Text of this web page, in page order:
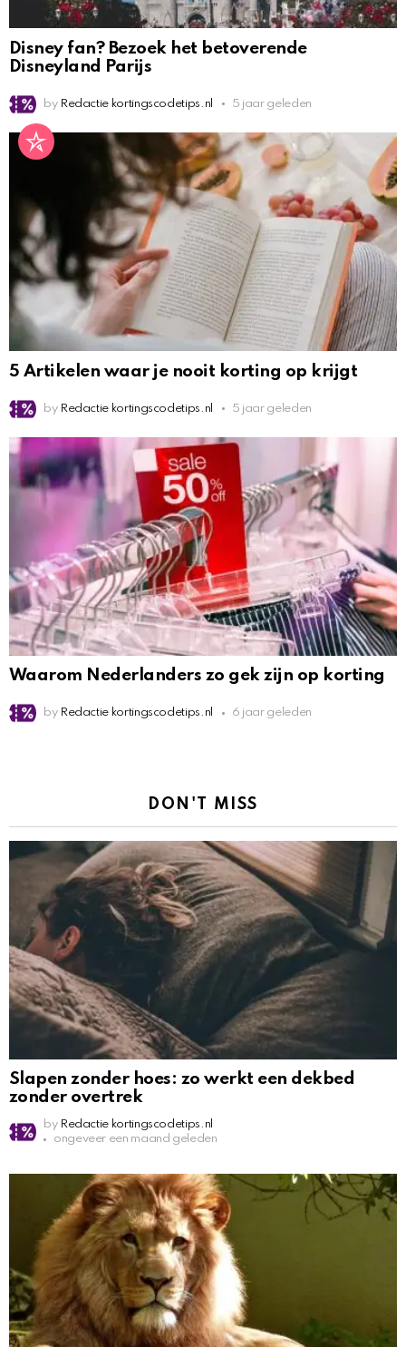
Disney fan? Bezoek het betoverende
Disneyland Parijs
by Redactie kortingscodetips.nl 5 jaar geleden
5 Artikelen waar je nooit korting op krijgt
by Redactie kortingscodetips.nl 5 jaar geleden
Waarom Nederlanders zo gek zijn op korting
by Redactie kortingscodetips.nl 6 jaar geleden
DON'T MISS
Slapen zonder hoes: zo werkt een dekbed
zonder overtrek
by Redactie kortingscodetips.nl
ongeveer een maand geleden